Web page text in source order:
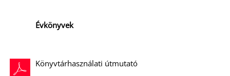
Évkönyvek
Könyvtárhasználati útmutató